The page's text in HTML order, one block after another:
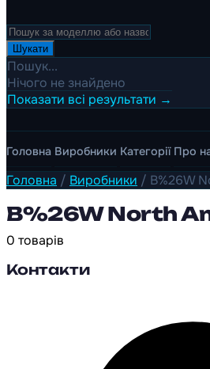
Шукати
Пошук...
Нічого не знайдено
Показати всі результати →
Головна Виробники Категорії Про
Головна / Виробники / B%26W
B%26W North
0 товарів
Контакти